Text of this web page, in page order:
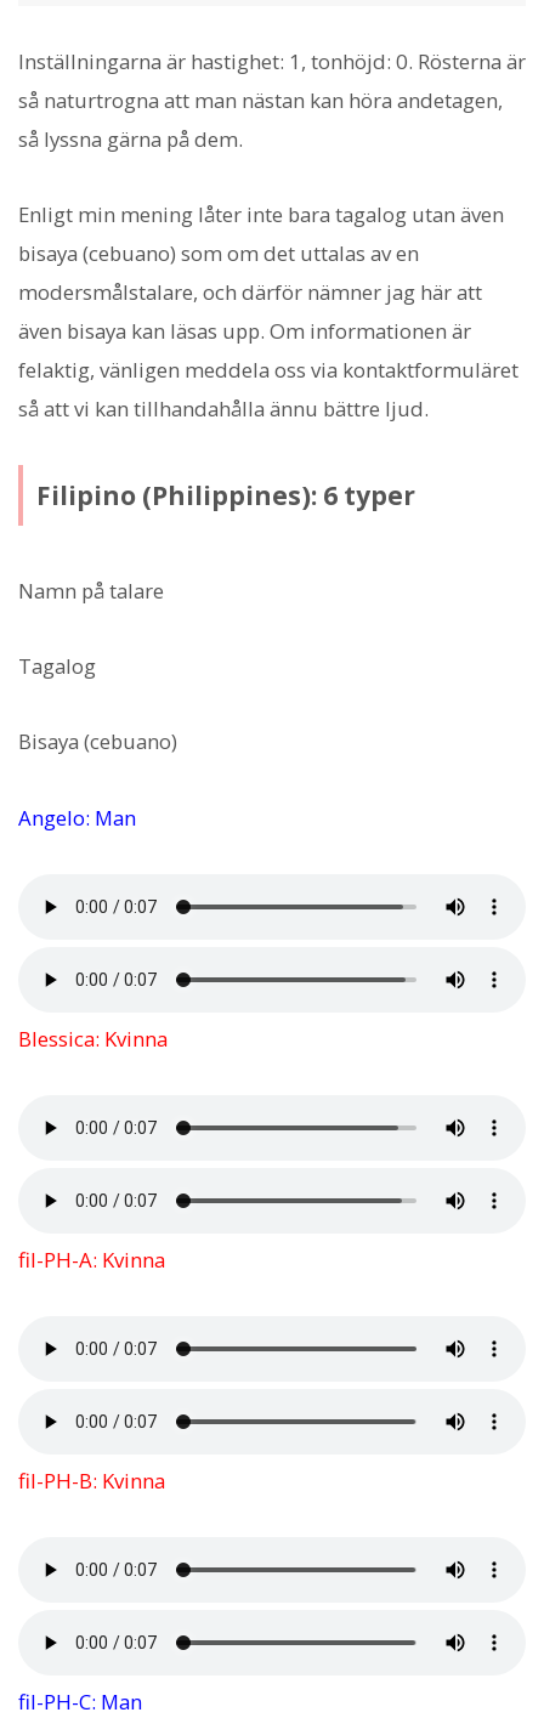
Inställningarna är hastighet: 1, tonhöjd: 0. Rösterna är
så naturtrogna att man nästan kan höra andetagen,
så lyssna gärna på dem.
Enligt min mening låter inte bara tagalog utan även
bisaya (cebuano) som om det uttalas av en
modersmålstalare, och därför nämner jag här att
även bisaya kan läsas upp. Om informationen är
felaktig, vänligen meddela oss via kontaktformuläret
så att vi kan tillhandahålla ännu bättre ljud.
Filipino (Philippines): 6 typer
Namn på talare
Tagalog
Bisaya (cebuano)
Angelo: Man
Blessica: Kvinna
fil-PH-A: Kvinna
fil-PH-B: Kvinna
fil-PH-C: Man